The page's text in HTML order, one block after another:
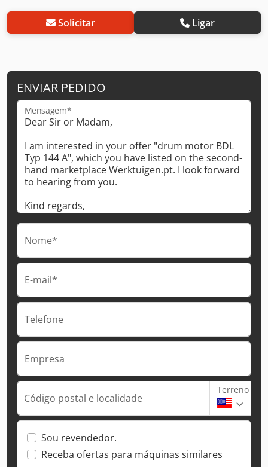
Solicitar Ligar
ENVIAR PEDIDO
Mensagem*
Nome*
E-mail*
Telefone
Empresa
Código postal e localidade
Terreno
Sou revendedor.
Receba ofertas para máquinas similares